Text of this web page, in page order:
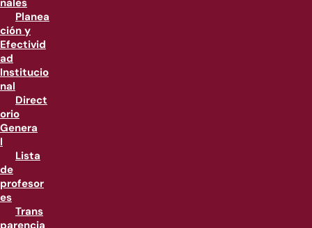
nales
Planea
ción y
Efectivid
ad
Institucio
nal
Direct
orio
Genera
l
Lista
de
profesor
es
Trans
parencia